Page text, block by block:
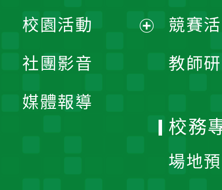
競賽
教師
開
校園活動
社團影音
媒體報導
校務
場地